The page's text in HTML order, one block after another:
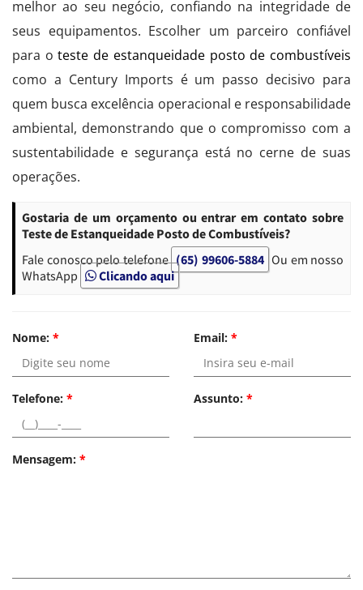
melhor ao seu negócio, confiando na integridade de
seus equipamentos. Escolher um parceiro confiável
para oteste de estanqueidade posto de combustíveis
como a Century Imports é um passo decisivo para
quem busca excelência operacional e responsabilidade
ambiental, demonstrando que o compromisso com a
sustentabilidade e segurança está no cerne de suas
operações.
Gostaria de um orçamento ou entrar em contato sobre
Teste de Estanqueidade Posto de Combustíveis?
Fale conosco pelo telefone (65) 99606-5884 Ou em nosso
WhatsApp
Clicando aqui
Nome: * Email: *
Telefone: * Assunto: *
Mensagem: *